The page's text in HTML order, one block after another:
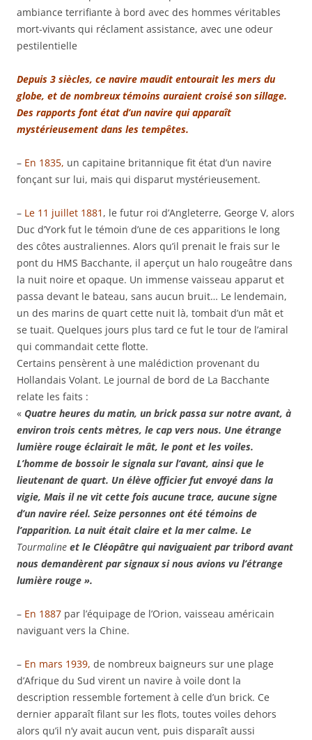
ambiance terrifiante à bord avec des hommes véritables
mort-vivants qui réclament assistance, avec une odeur
pestilentielle
Depuis 3 siècles, ce navire maudit entourait les mers du
globe, et de nombreux témoins auraient croisé son sillage.
Des rapports font état d’un navire qui apparaît
mystérieusement dans les tempêtes.
– En 1835, un capitaine britannique fit état d’un navire
fonçant sur lui, mais qui disparut mystérieusement.
– Le 11 juillet 1881 , le futur roi d’Angleterre, George V, alors
Duc d’York fut le témoin d’une de ces apparitions le long
des côtes australiennes. Alors qu’il prenait le frais sur le
pont du HMS Bacchante, il aperçut un halo rougeâtre dans
la nuit noire et opaque. Un immense vaisseau apparut et
passa devant le bateau, sans aucun bruit… Le lendemain,
un des marins de quart cette nuit là, tombait d’un mât et
se tuait. Quelques jours plus tard ce fut le tour de l’amiral
qui commandait cette flotte.
Certains pensèrent à une malédiction provenant du
Hollandais Volant. Le journal de bord de La Bacchante
relate les faits :
« Quatre heures du matin, un brick passa sur notre avant, à
environ trois cents mètres, le cap vers nous. Une étrange
lumière rouge éclairait le mât, le pont et les voiles.
L’homme de bossoir le signala sur l’avant, ainsi que le
lieutenant de quart. Un élève officier fut envoyé dans la
vigie, Mais il ne vit cette fois aucune trace, aucune signe
d’un navire réel. Seize personnes ont été témoins de
l’apparition. La nuit était claire et la mer calme. Le
Tourmaline et le Cléopâtre qui naviguaient par tribord avant
nous demandèrent par signaux si nous avions vu l’étrange
lumière rouge ».
– En 1887 par l’équipage de l’Orion, vaisseau américain
naviguant vers la Chine.
– En mars 1939, de nombreux baigneurs sur une plage
d’Afrique du Sud virent un navire à voile dont la
description ressemble fortement à celle d’un brick. Ce
dernier apparaît filant sur les flots, toutes voiles dehors
alors qu’il n’y avait aucun vent, puis disparaît aussi